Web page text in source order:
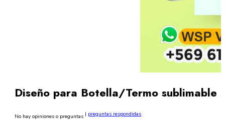
Diseño para Botella/Termo
No hay opiniones o preguntas | preguntas respondidas